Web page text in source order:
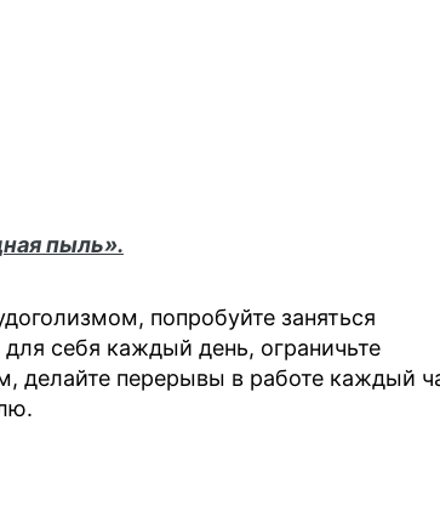
пыль».
попробуйте заняться
себя каждый день, ограничьте
делайте перерывы в работе каждый